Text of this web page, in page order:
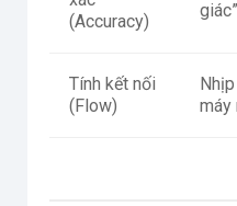
(Accuracy)
giác”
Tính kết nối
(Flow)
máy